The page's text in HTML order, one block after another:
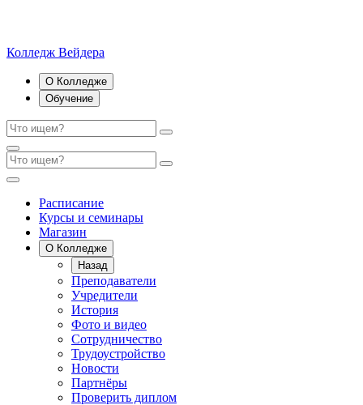
Колледж Вейдера
О Колледже
Обучение
Расписание
Курсы и семинары
Магазин
О Колледже
Назад
Преподаватели
Учредители
История
Фото и видео
Сотрудничество
Трудоустройство
Новости
Партнёры
Проверить диплом